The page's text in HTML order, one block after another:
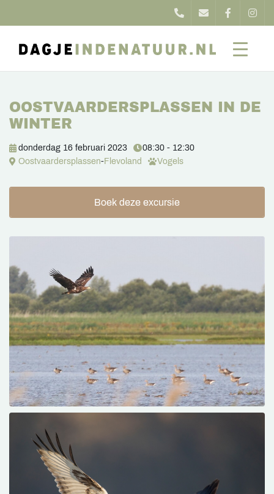
OOSTVAARDERSPLASSEN IN DE
WINTER
donderdag 16 februari 2023
08:30 - 12:30
Oostvaardersplassen-Flevoland Vogels
Boek deze excursie